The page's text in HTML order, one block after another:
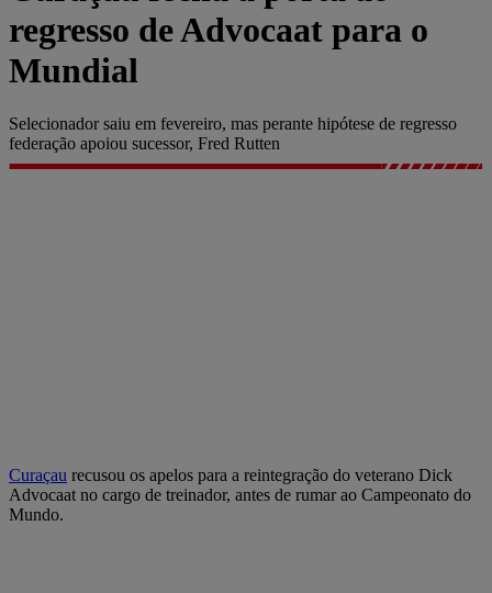
regresso de Advocaat para o
Mundial
Selecionador saiu em fevereiro, mas perante hipótese de regresso
federação apoiou sucessor, Fred Rutten
Curaçau recusou os apelos para a reintegração do veterano Dick
Advocaat no cargo de treinador, antes de rumar ao Campeonato do
Mundo.